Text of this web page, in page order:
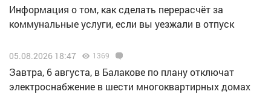
Информация о том, как сделать перерасчёт за
коммунальные услуги, если вы уезжали в отпуск
05.08.2026 18:47 1369
Завтра, 6 августа, в Балакове по плану отключат
электроснабжение в шести многоквартирных домах